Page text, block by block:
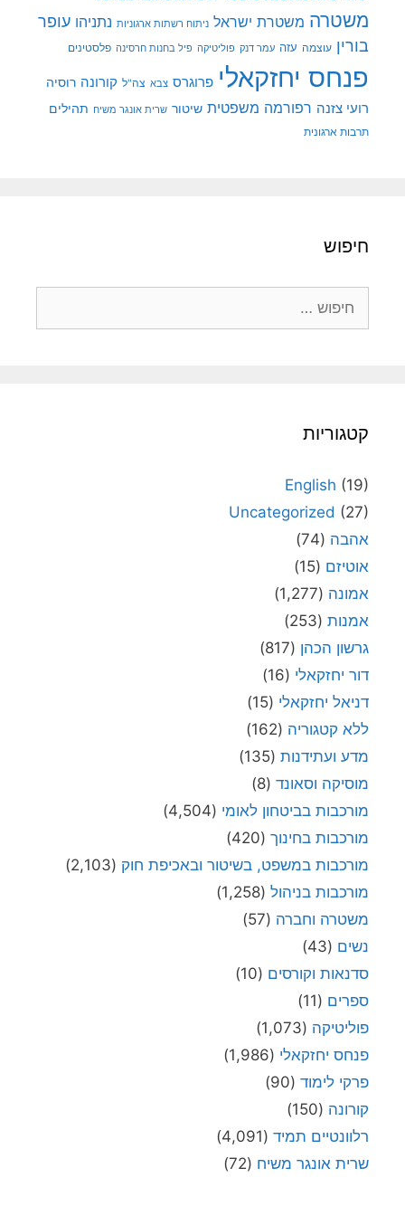
משטרה משטרת ישראל ניתוח רשתות ארגוניות נתניהו עופר
בורין עוצמה עזה עמר דנק פוליטיקה פיל בחנות חרסינה פלסטינים
פנחס יחזקאלי פרוגרס צבא צה"ל קורונה רוסיה
רועי צזנה רפורמה משפטית שיטור שרית אונגר משיח תהילים
תרבות ארגונית
חיפוש
קטגוריות
English (19)
Uncategorized (27)
אהבה (74)
אוטיזם (15)
אמונה (1,277)
אמנות (253)
גרשון הכהן (817)
דור יחזקאלי (16)
דניאל יחזקאלי (15)
ללא קטגוריה (162)
מדע ועתידנות (135)
מוסיקה וסאונד (8)
מורכבות בביטחון לאומי (4,504)
מורכבות בחינוך (420)
מורכבות במשפט, בשיטור ובאכיפת חוק (2,103)
מורכבות בניהול (1,258)
משטרה וחברה (57)
נשים (43)
סדנאות וקורסים (10)
ספרים (11)
פוליטיקה (1,073)
פנחס יחזקאלי (1,986)
פרקי לימוד (90)
קורונה (150)
רלוונטיים תמיד (4,091)
שרית אונגר משיח (72)